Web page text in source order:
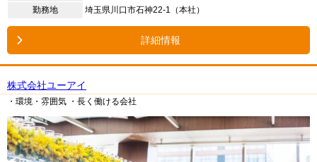
勤務地
埼玉県川口市石神22-1（本社）
詳細情報
株式会社ユーアイ
・環境・雰囲気 ・長く働ける会社